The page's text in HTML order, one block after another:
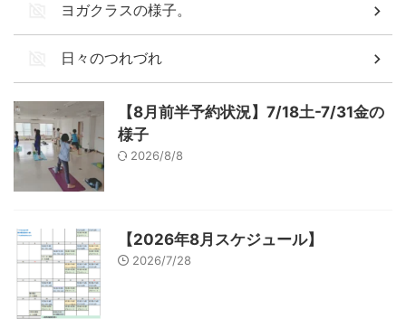
ヨガクラスの様子。
日々のつれづれ
【8月前半予約状況】7/18土-7/31金の
様子
2026/8/8
【2026年8月スケジュール】
2026/7/28